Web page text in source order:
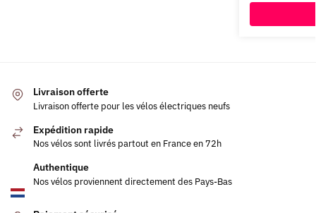
Livraison offerte
Livraison offerte pour les vélos électriques neufs
Expédition rapide
Nos vélos sont livrés partout en France en 72h
Authentique
Nos vélos proviennent directement des Pays-Bas